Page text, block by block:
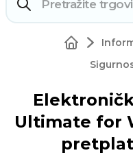
Ultimate for